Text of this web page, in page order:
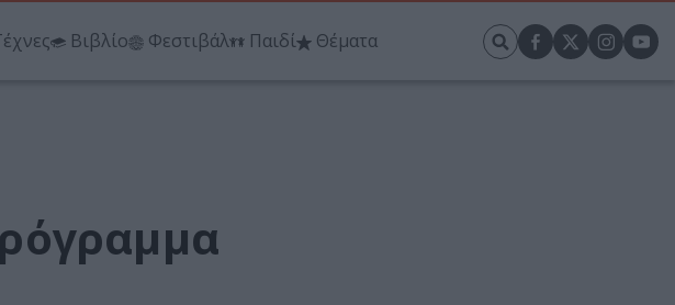
Βιβλίο Φεστιβάλ Παιδί Θέματα